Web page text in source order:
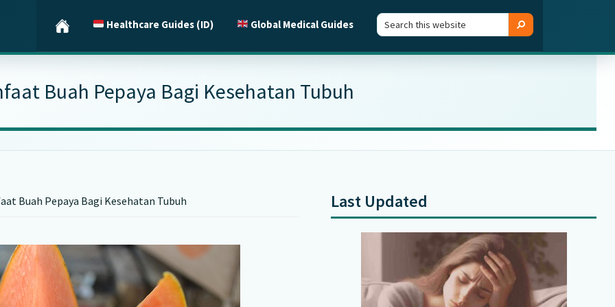
Healthcare Guides (ID) Global Medical Guides
Search
this
Search
Buah Pepaya Bagi Kesehatan Tubuh
Buah Pepaya Bagi Kesehatan Tubuh
Primary
Sidebar
Last Updated